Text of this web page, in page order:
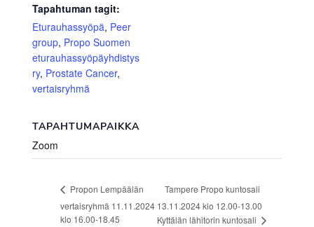
Tapahtuman tagit:
Eturauhassyöpä, Peer
group, Propo Suomen
eturauhassyöpäyhdistys
ry, Prostate Cancer,
vertaisryhmä
TAPAHTUMAPAIKKA
Zoom
Propon Lempäälän
vertaisryhmä 11.11.2024
klo 16.00-18.45
Tampere Propo kuntosali
13.11.2024 klo 12.00-13.00
Kyttälän lähitorin kuntosali